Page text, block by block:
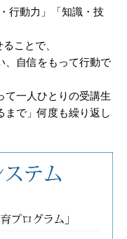
行動力」「知識・技
ことで、
、自信をもって行動で
て一人ひとりの受講生
まで」何度も繰り返し